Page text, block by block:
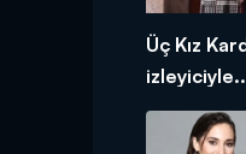
Üç Kız